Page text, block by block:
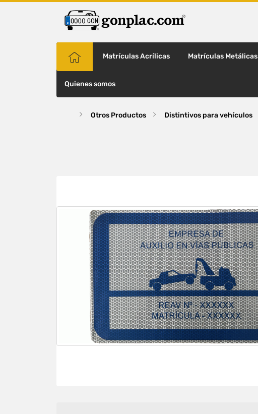
Matrículas Acrílicas Matrículas Metálicas
Quienes somos
Otros Productos Distintivos para vehículos